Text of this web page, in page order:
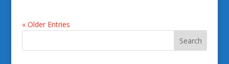
« Older Entries